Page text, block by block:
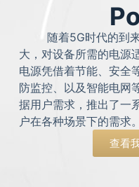
随着5G时代的到来
大，对设备所需的电源
电源凭借着节能、安全
防监控、以及智能电网
据用户需求，推出了一
户在各种场景下的需求。
查看